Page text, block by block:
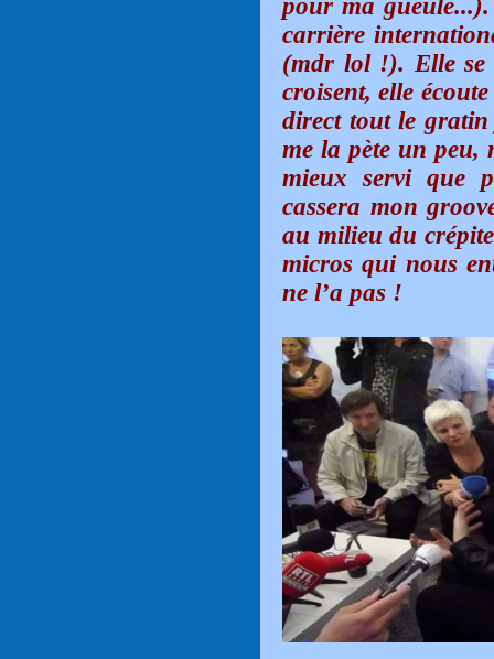
pour ma
carrière
(mdr lol !). Elle se
croisent, elle
direct tout le
me la pète un peu,
mieux servi que
cassera mon
au milieu du
micros qui nous
ne l’a pas !